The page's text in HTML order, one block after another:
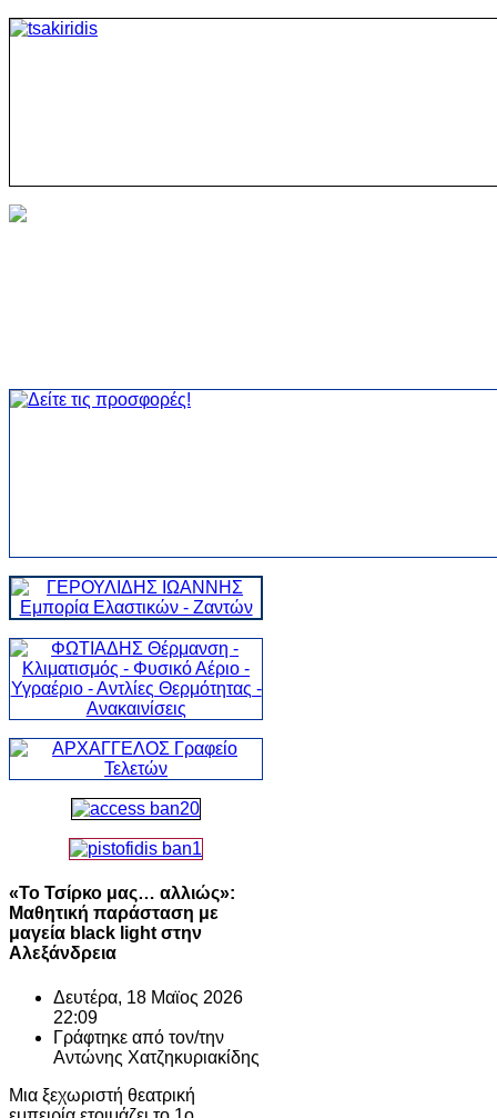
«Το Τσίρκο μας… αλλιώς»:
Μαθητική παράσταση με
μαγεία black light στην
Αλεξάνδρεια
Δευτέρα, 18 Μαϊος 2026
22:09
Γράφτηκε από τον/την
Αντώνης Χατζηκυριακίδης
Μια ξεχωριστή θεατρική